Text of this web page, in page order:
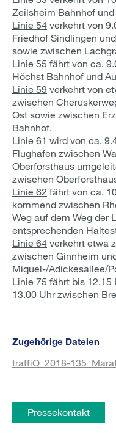
Zeilsheim Bahnhof
Linie 54 verkehrt von
Friedhof Sindlingen
sowie zwischen
Linie 55 fährt von ca.
Höchst Bahnhof und
Linie 59 verkehrt von
zwischen
Ost sowie zwischen
Bahnhof.
Linie 61 wird von ca.
Flughafen zwischen
Oberforsthaus
zwischen
Linie 62 fährt von ca.
kommend zwischen
Weg auf dem Weg der
entsprechenden
Linie 64 verkehrt etwa
zwischen Ginnheim
Miquel-/Adickesallee/
Linie 75 fährt bis 12.15
13.00 Uhr zwischen
Zugehörige Dateien
traffiQ_2018-
Pressekontakt